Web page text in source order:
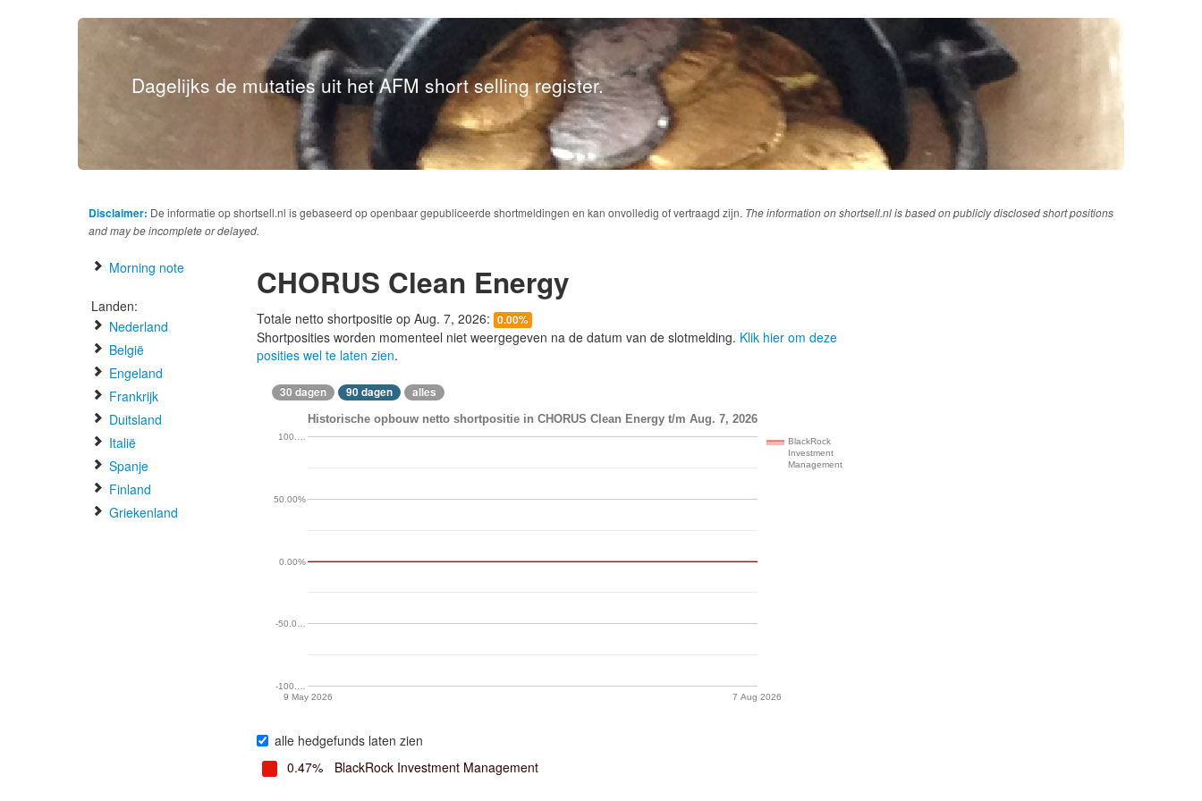
Dagelijks de mutaties uit het AFM short selling register.
Disclaimer: De informatie op shortsell.nl is gebaseerd op openbaar gepubliceerde shortmeldingen en kan onvolledig of vertraagd zijn. The information on shortsell.nl is based on publicly disclosed short positions
and may be incomplete or delayed.
Morning note
Landen:
Nederland
België
Engeland
Frankrijk
Duitsland
Italië
Spanje
Finland
Griekenland
CHORUS Clean Energy
Totale netto shortpositie op Aug. 7, 2026: 0.00%
Shortposities worden momenteel niet weergegeven na de datum van de slotmelding. Klik hier om deze
posities wel te laten zien.
30 dagen 90 dagen alles
Historische opbouw netto shortpositie in CHORUS Clean Energy t/m Aug. 7, 2026
BlackRock
Investment
Management
9 May 2026 7 Aug 2026
-100.…
-50.0…
0.00%
50.00%
100.…
alle hedgefunds laten zien
0.47%
BlackRock Investment Management